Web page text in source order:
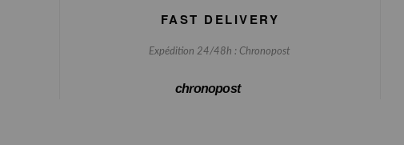
FAST DELIVERY
Expédition 24/48h : Chronopost
chronopost